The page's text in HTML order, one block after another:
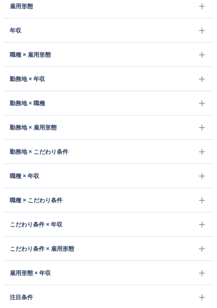
雇用形態
年収
職種 × 雇用形態
勤務地 × 年収
勤務地 × 職種
勤務地 × 雇用形態
勤務地 × こだわり条件
職種 × 年収
職種 × こだわり条件
こだわり条件 × 年収
こだわり条件 × 雇用形態
雇用形態 × 年収
注目条件